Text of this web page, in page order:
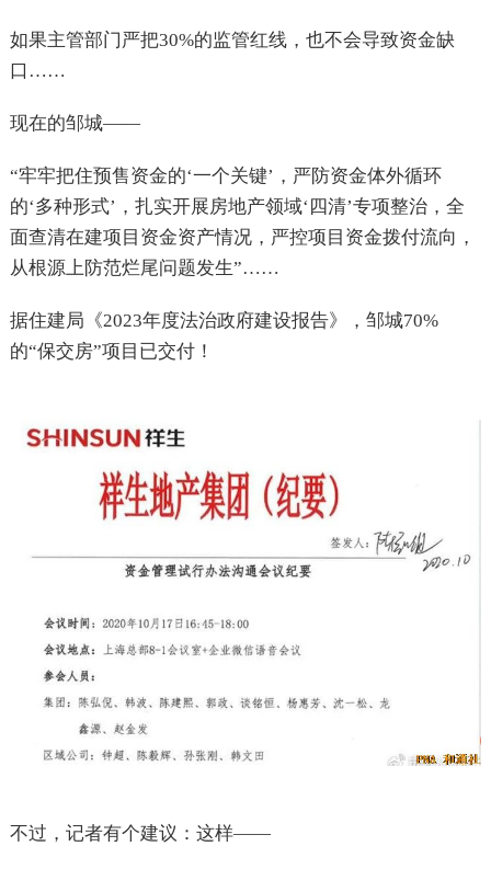
如果主管部门严把30%的监管红线，也不会导致资金缺
口……
现在的邹城——
“牢牢把住预售资金的‘一个关键’，严防资金体外循环
的‘多种形式’，扎实开展房地产领域‘四清’专项整治，全
面查清在建项目资金资产情况，严控项目资金拨付流向，
从根源上防范烂尾问题发生”……
据住建局《2023年度法治政府建设报告》，邹城70%
的“保交房”项目已交付！
不过，记者有个建议：这样——